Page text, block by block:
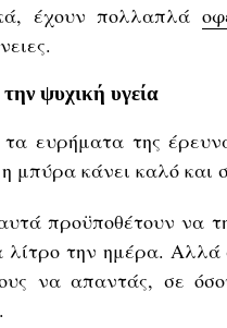
έχουν πολλαπλά
ψυχική υγεία
ευρήματα της
μπύρα κάνει καλό και
προϋποθέτουν να
λίτρο την ημέρα.
να απαντάς, σε